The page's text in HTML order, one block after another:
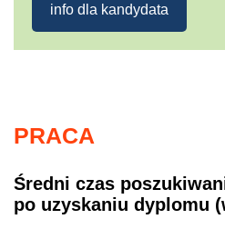
info dla kandydata
PRACA
Średni czas
po uzyskaniu dyplomu